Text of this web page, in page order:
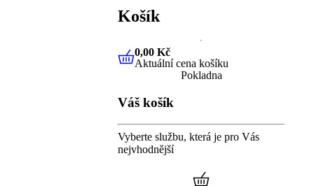
Košík
0,00 KčAktuální cena košíku
0,00 Kč
Aktuální cena košíku
Pokladna
Váš košík
Vyberte službu, která je pro Vás
nejvhodnější